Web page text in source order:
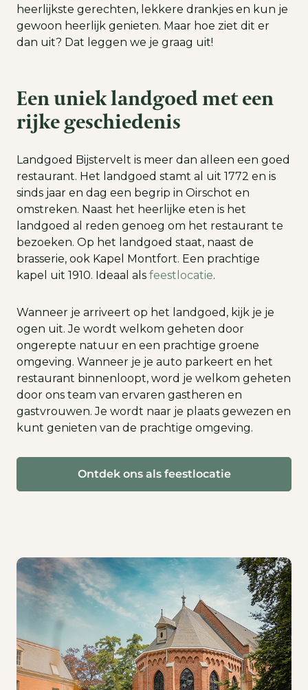
heerlijkste gerechten, lekkere drankjes en kun je
gewoon heerlijk genieten. Maar hoe ziet dit er
dan uit? Dat leggen we je graag uit!
Een uniek landgoed met een
rijke geschiedenis
Landgoed Bijstervelt is meer dan alleen een goed
restaurant. Het landgoed stamt al uit 1772 en is
sinds jaar en dag een begrip in Oirschot en
omstreken. Naast het heerlijke eten is het
landgoed al reden genoeg om het restaurant te
bezoeken. Op het landgoed staat, naast de
brasserie, ook Kapel Montfort. Een prachtige
kapel uit 1910. Ideaal als feestlocatie.
Wanneer je arriveert op het landgoed, kijk je je
ogen uit. Je wordt welkom geheten door
ongerepte natuur en een prachtige groene
omgeving. Wanneer je je auto parkeert en het
restaurant binnenloopt, word je welkom geheten
door ons team van ervaren gastheren en
gastvrouwen. Je wordt naar je plaats gewezen en
kunt genieten van de prachtige omgeving.
Ontdek ons als feestlocatie